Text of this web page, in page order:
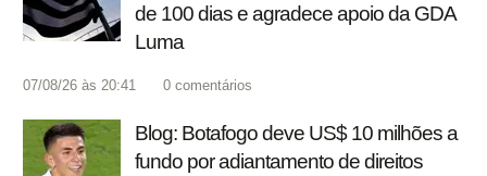
de 100 dias e agradece apoio da GDA
Luma
07/08/26 às 20:41 0 comentários
Blog: Botafogo deve US$ 10 milhões a
fundo por adiantamento de direitos